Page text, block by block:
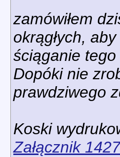
zamówiłem
okrągłych,
ściąganie
Dopóki nie
prawdziwego
Koski
Załącznik